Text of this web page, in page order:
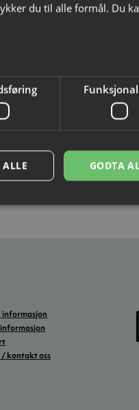
informasjon
kontakt oss
du til alle formål. Du
GODTA